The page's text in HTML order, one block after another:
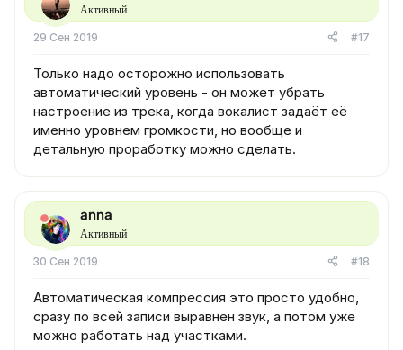
Активный
29 Сен 2019 #17
Только надо осторожно использовать
автоматический уровень - он может убрать
настроение из трека, когда вокалист задаёт её
именно уровнем громкости, но вообще и
детальную проработку можно сделать.
anna
Активный
30 Сен 2019 #18
Автоматическая компрессия это просто удобно,
сразу по всей записи выравнен звук, а потом уже
можно работать над участками.